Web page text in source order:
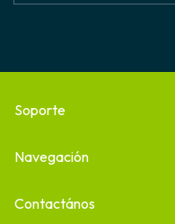
Soporte
Navegación
Contactános